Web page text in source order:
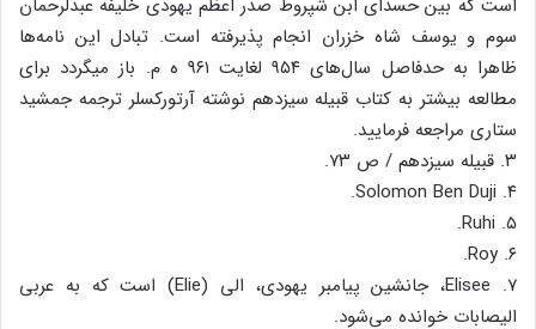
است که بین حسدای ابن شپروط صدر اعظم یهودی خلیفه عبدلرحمان
سوم و یوسف شاه خزران انجام پذیرفته است. تبادل این نامه‌ها
ظاهرا به حدفاصل سال‌های ۹۵۴ لغایت ۹۶۱ ه م. باز میگردد برای
مطالعه بیشتر به کتاب قبیله سیزدهم نوشته آرتورکسلر ترجمه جمشید
ستاری مراجعه فرمایید.
۳. قبیله سیزدهم / ص ۷۳.
۴. Solomon Ben Duji.
۵. Ruhi.
۶. Roy.
۷. Elisee، جانشین پیامبر یهودی، الی (Elie) است که به عربی
الیصابات خوانده می‌شود.